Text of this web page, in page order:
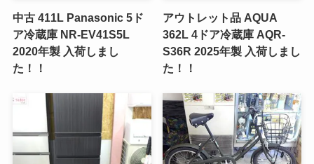
中古 411L Panasonic 5ド
ア冷蔵庫 NR-EV41S5L
2020年製 入荷しまし
た！！
アウトレット品 AQUA
362L 4ドア冷蔵庫 AQR-
S36R 2025年製 入荷しまし
た！！